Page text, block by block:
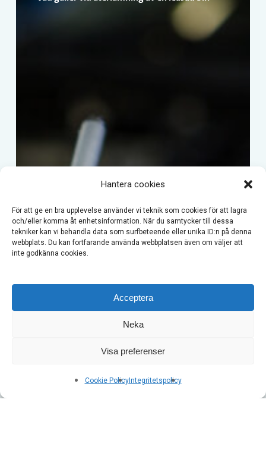
Hantera cookies
För att ge en bra upplevelse använder vi teknik som cookies för att lagra
och/eller komma åt enhetsinformation. När du samtycker till dessa
tekniker kan vi behandla data som surfbeteende eller unika ID:n på denna
webbplats. Du kan fortfarande använda webbplatsen även om väljer att
inte godkänna cookies.
Acceptera
Neka
Visa preferenser
Cookie PolicyIntegritetspolicy